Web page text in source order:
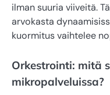
ilman suuria viiveitä.
arvokasta
kuormitus vaihtelee
Orkestrointi: mitä
mikropalveluissa?